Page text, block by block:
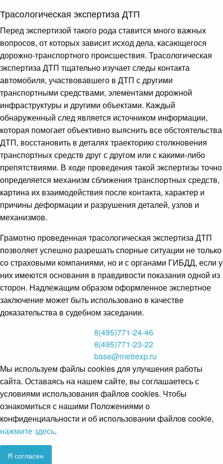
Трасологическая экспертиза ДТП
Перед экспертизой такого рода ставится много важных
вопросов, от которых зависит исход дела, касающегося
дорожно-транспортного происшествия. Трасологическая
экспертиза ДТП тщательно изучает следы контакта
автомобиля, участвовавшего в ДТП с другими
транспортными средствами, элементами дорожной
инфраструктуры и другими объектами. Каждый
обнаруженный след является источником информации,
которая помогает объективно выяснить все обстоятельства
ДТП, восстановить в деталях траекторию столкновения
транспортных средств друг с другом или с какими-либо
препятствиями. В ходе проведения такой экспертизы точно
определяется механизм сближения транспортных средств,
картина их взаимодействия после контакта, характер и
причины деформации и разрушения деталей, узлов и
механизмов.
Грамотно проведенная трасологическая экспертиза ДТП
позволяет успешно разрешать спорные ситуации не только
со страховыми компаниями, но и с органами ГИБДД, если у
них имеются основания в правдивости показания одной из
сторон. Надлежащим образом оформленное экспертное
заключение может быть использовано в качестве
доказательства в судебном заседании.
8(495)771-24-46
8(495)771-23-22
base@metrexp.ru
Мы используем файлы cookies для улучшения работы
сайта. Оставаясь на нашем сайте, вы соглашаетесь с
условиями использования файлов cookies. Чтобы
ознакомиться с нашими Положениями о
конфиденциальности и об использовании файлов cookie,
нажмите здесь.
Я согласен